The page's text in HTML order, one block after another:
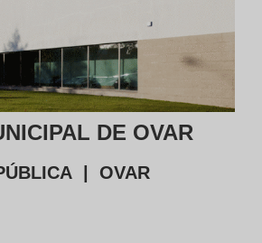
DE OVAR
OVAR